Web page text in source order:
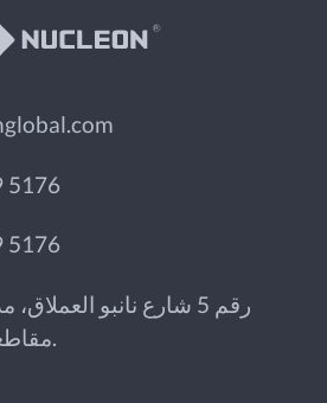
5176
5176
رقم 5 شارع نانبو
مقاطعة خنان، الصين.